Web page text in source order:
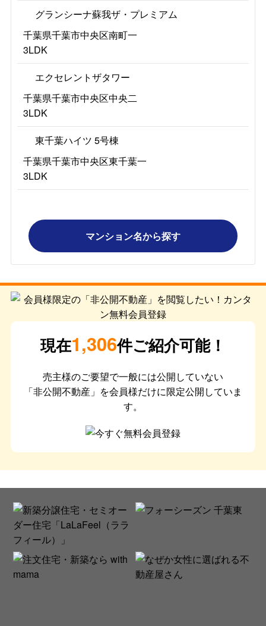
グランシーナ蘇我ザ・プレミアム
千葉県千葉市中央区南町一
3LDK
エクセレントザタワー
千葉県千葉市中央区中央二
3LDK
東千葉ハイツ 5号棟
千葉県千葉市中央区東千葉一
3LDK
マンション名から探す
現在1,306件ご紹介可能！
売主様のご要望で一般には公開していない
「非公開不動産」を会員様だけに限定公開していま
す。